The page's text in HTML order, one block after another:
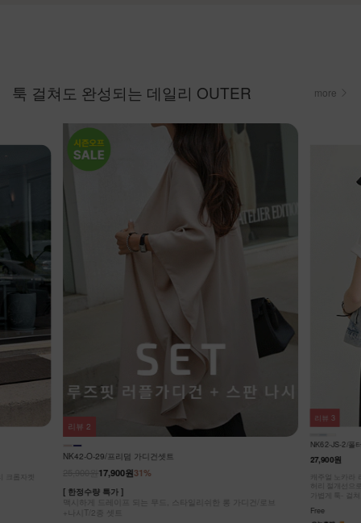
툭 걸쳐도 완성되는 데일리 OUTER more
NK62-JS-2/폴터 스텐드 데님 베스트_DY
캐주얼 노카라 라운드넥 디자인!
허리 절개선으로 부해 보임 없이 슬림한 실루엣!
가볍게 툭- 걸쳐도 룩에 포인트!
리뷰3
NK42-J-5/차이
25,900원
[ 한정수량 특
Free
리뷰 3